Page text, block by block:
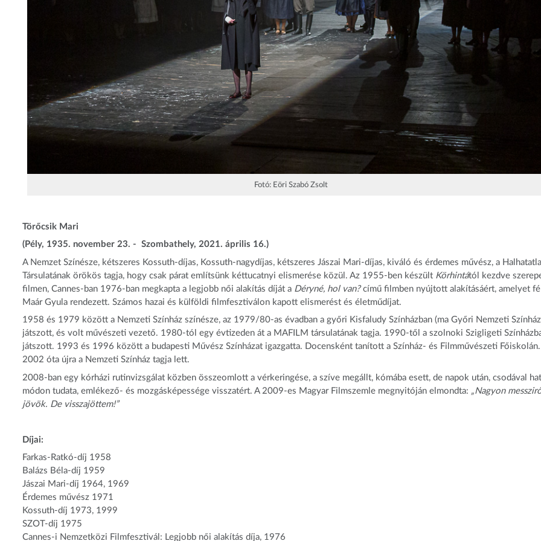
Fotó: Eöri Szabó Zsolt
Törőcsik Mari
(Pély, 1935. november 23. - Szombathely, 2021. április 16.)
A Nemzet Színésze, kétszeres Kossuth-díjas, Kossuth-nagydíjas, kétszeres Jászai Mari-díjas, kiváló és érdemes művész, a
Társulatának örökös tagja, hogy csak párat említsünk kéttucatnyi elismerése közül. Az 1955-ben készült Körhintától kezdve
filmen, Cannes-ban 1976-ban megkapta a legjobb női alakítás díját a Déryné, hol van?című filmben nyújtott alakításáért, amelyet
Maár Gyula rendezett. Számos hazai és külföldi filmfesztiválon kapott elismerést és életműdíjat.
1958 és 1979 között a Nemzeti Színház színésze, az 1979/80-as évadban a győri Kisfaludy Színházban (ma Győri Nemzeti
játszott, és volt művészeti vezető. 1980-tól egy évtizeden át a MAFILM társulatának tagja. 1990-től a szolnoki Szigligeti
játszott. 1993 és 1996 között a budapesti Művész Színházat igazgatta. Docensként tanított a Színház- és Filmművészeti Főiskolán.
2002 óta újra a Nemzeti Színház tagja lett.
2008-ban egy kórházi rutinvizsgálat közben összeomlott a vérkeringése, a szíve megállt, kómába esett, de napok után, csodával
módon tudata, emlékező- és mozgásképessége visszatért. A 2009-es Magyar Filmszemle megnyitóján elmondta: „Nagyon
jövök. De visszajöttem!”
Díjai:
Farkas-Ratkó-díj 1958
Balázs Béla-díj 1959
Jászai Mari-díj 1964, 1969
Érdemes művész 1971
Kossuth-díj 1973, 1999
SZOT-díj 1975
Cannes-i Nemzetközi Filmfesztivál: Legjobb női alakítás díja, 1976